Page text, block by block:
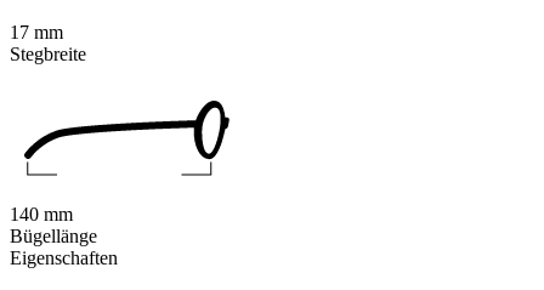
Eigenschaften
17 mm
Stegbreite
140 mm
Bügellänge